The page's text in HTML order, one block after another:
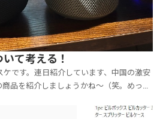
て考える！
です。連日紹介しています、中国の激安
品を紹介しましょうかね～（笑。めっち
きません（笑。今日、紹介するのは、こち